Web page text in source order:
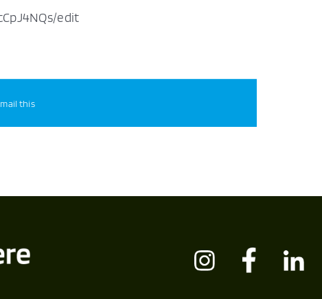
edit
this